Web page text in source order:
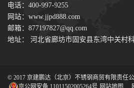
电话： 400-997-9255
网站： www.jjpd888.com
邮箱： 877197827@qq.com
地址： 河北省廊坊市固安县东湾中关村
© 2017 京建鹏达（北京）不锈钢商贸有限责任
京公网安备 11011502005264号 网站地图